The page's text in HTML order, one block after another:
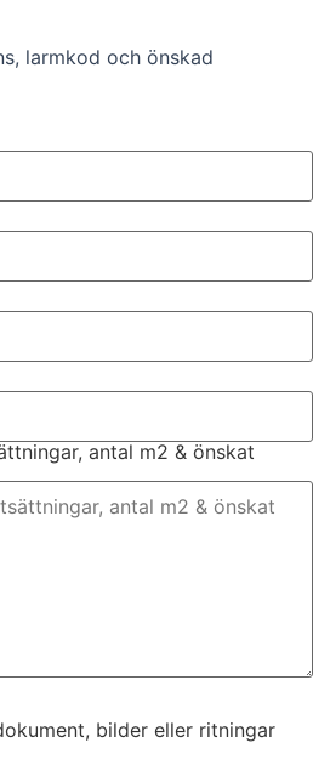
larmkod och önskad
antal m2 & önskat
bilder eller ritningar